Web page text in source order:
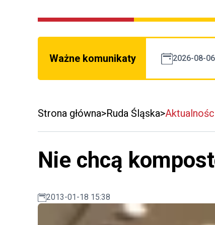
Ważne komunikaty 2026-08-06
Strona główna Ruda Śląska
Nie chcą
2013-01-18 15:38